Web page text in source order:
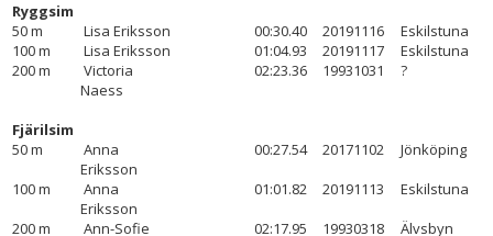
Ryggsim
50 m
Lisa Eriksson 00:30.40 20191116
Eskilstuna
100 m
Lisa Eriksson 01:04.93 20191117
Eskilstuna
200 m
Victoria
Naess
02:23.36 19931031 ?
Fjärilsim
50 m
Anna
Eriksson
00:27.54 20171102
Jönköping
100 m
Anna
Eriksson
01:01.82 20191113
Eskilstuna
200 m
Ann-Sofie
02:17.95 19930318 Älvsbyn